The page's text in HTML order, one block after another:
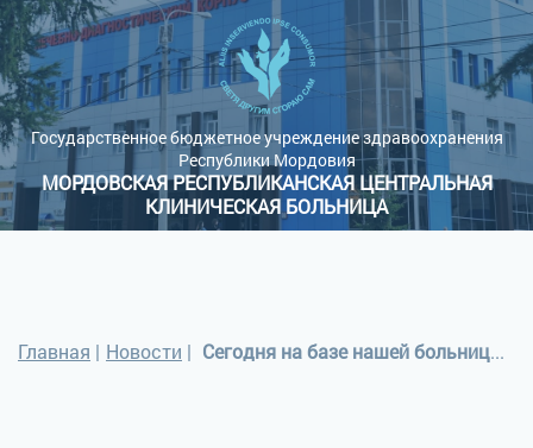
Государственное бюджетное учреждение здравоохранения
Республики Мордовия
МОРДОВСКАЯ РЕСПУБЛИКАНСКАЯ ЦЕНТРАЛЬНАЯ
КЛИНИЧЕСКАЯ БОЛЬНИЦА
Главная | Новости | Сегодня на базе нашей больницы прошла конференция врачей-диетологов